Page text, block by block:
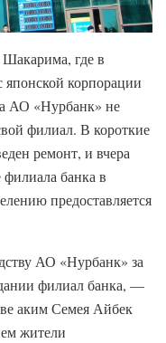
где в
японской корпорации
АО «Нурбанк» не
филиал. В короткие
ремонт, и вчера
филиала банка в
предоставляется
АО «Нурбанк» за
филиал банка, —
аким Семея Айбек
жители